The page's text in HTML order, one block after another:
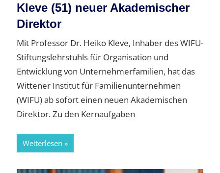
Kleve (51) neuer Akademischer
Direktor
Mit Professor Dr. Heiko Kleve, Inhaber des WIFU-
Stiftungslehrstuhls für Organisation und
Entwicklung von Unternehmerfamilien, hat das
Wittener Institut für Familienunternehmen
(WIFU) ab sofort einen neuen Akademischen
Direktor. Zu den Kernaufgaben
Weiterlesen